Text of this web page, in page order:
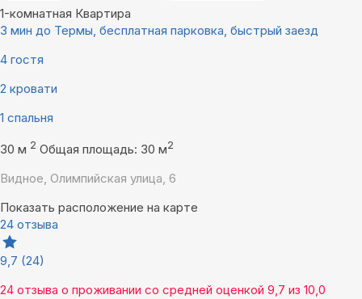
1-комнатная Квартира
3 мин до Термы, бесплатная парковка, быстрый заезд
4 гостя
2 кровати
1 спальня
30 м 2 Общая площадь: 30 м2
Видное, Олимпийская улица, 6
Показать расположение на карте
24 отзыва
9,7 (24)
24 отзыва о проживании со средней оценкой 9,7 из 10,0